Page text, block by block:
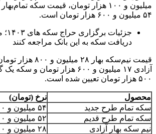
میلیون و ۱۰۰ هزار تومان، قیمت سکه
۵۴ میلیون و ۶۰۰ هزار تومان است.
دریافت سکه به این بانک مراجعه کنند
قیمت نیم‌سکه بهار ۲۸
۵۰۰ هزار تومان تعیین شده است.
محصول
نرخ (تومان)
سکه تمام طرح جدید
۵۴ میلیون و ۶۰۰ هزار
سکه تمام طرح قدیم
۵۲ میلیون و ۱۰۰ هزار
نیم سکه بهار آزادی
۲۸ میلیون و ۸۰۰ هزار